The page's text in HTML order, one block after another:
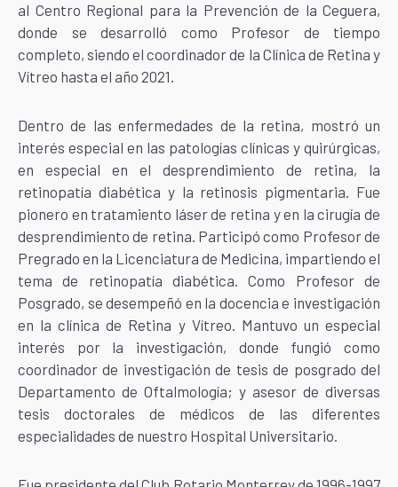
al Centro Regional para la Prevención de la Ceguera,
donde se desarrolló como Profesor de tiempo
completo, siendo el coordinador de la Clínica de Retina y
Vítreo hasta el año 2021.
Dentro de las enfermedades de la retina, mostró un
interés especial en las patologías clínicas y quirúrgicas,
en especial en el desprendimiento de retina, la
retinopatía diabética y la retinosis pigmentaria. Fue
pionero en tratamiento láser de retina y en la cirugía de
desprendimiento de retina. Participó como Profesor de
Pregrado en la Licenciatura de Medicina, impartiendo el
tema de retinopatía diabética. Como Profesor de
Posgrado, se desempeñó en la docencia e investigación
en la clínica de Retina y Vítreo. Mantuvo un especial
interés por la investigación, donde fungió como
coordinador de investigación de tesis de posgrado del
Departamento de Oftalmología; y asesor de diversas
tesis doctorales de médicos de las diferentes
especialidades de nuestro Hospital Universitario.